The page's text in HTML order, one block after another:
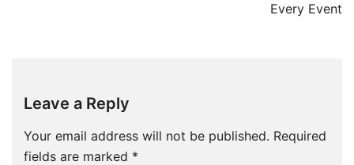
Every Event
Leave a Reply
Your email address will not be published. Required
fields are marked *